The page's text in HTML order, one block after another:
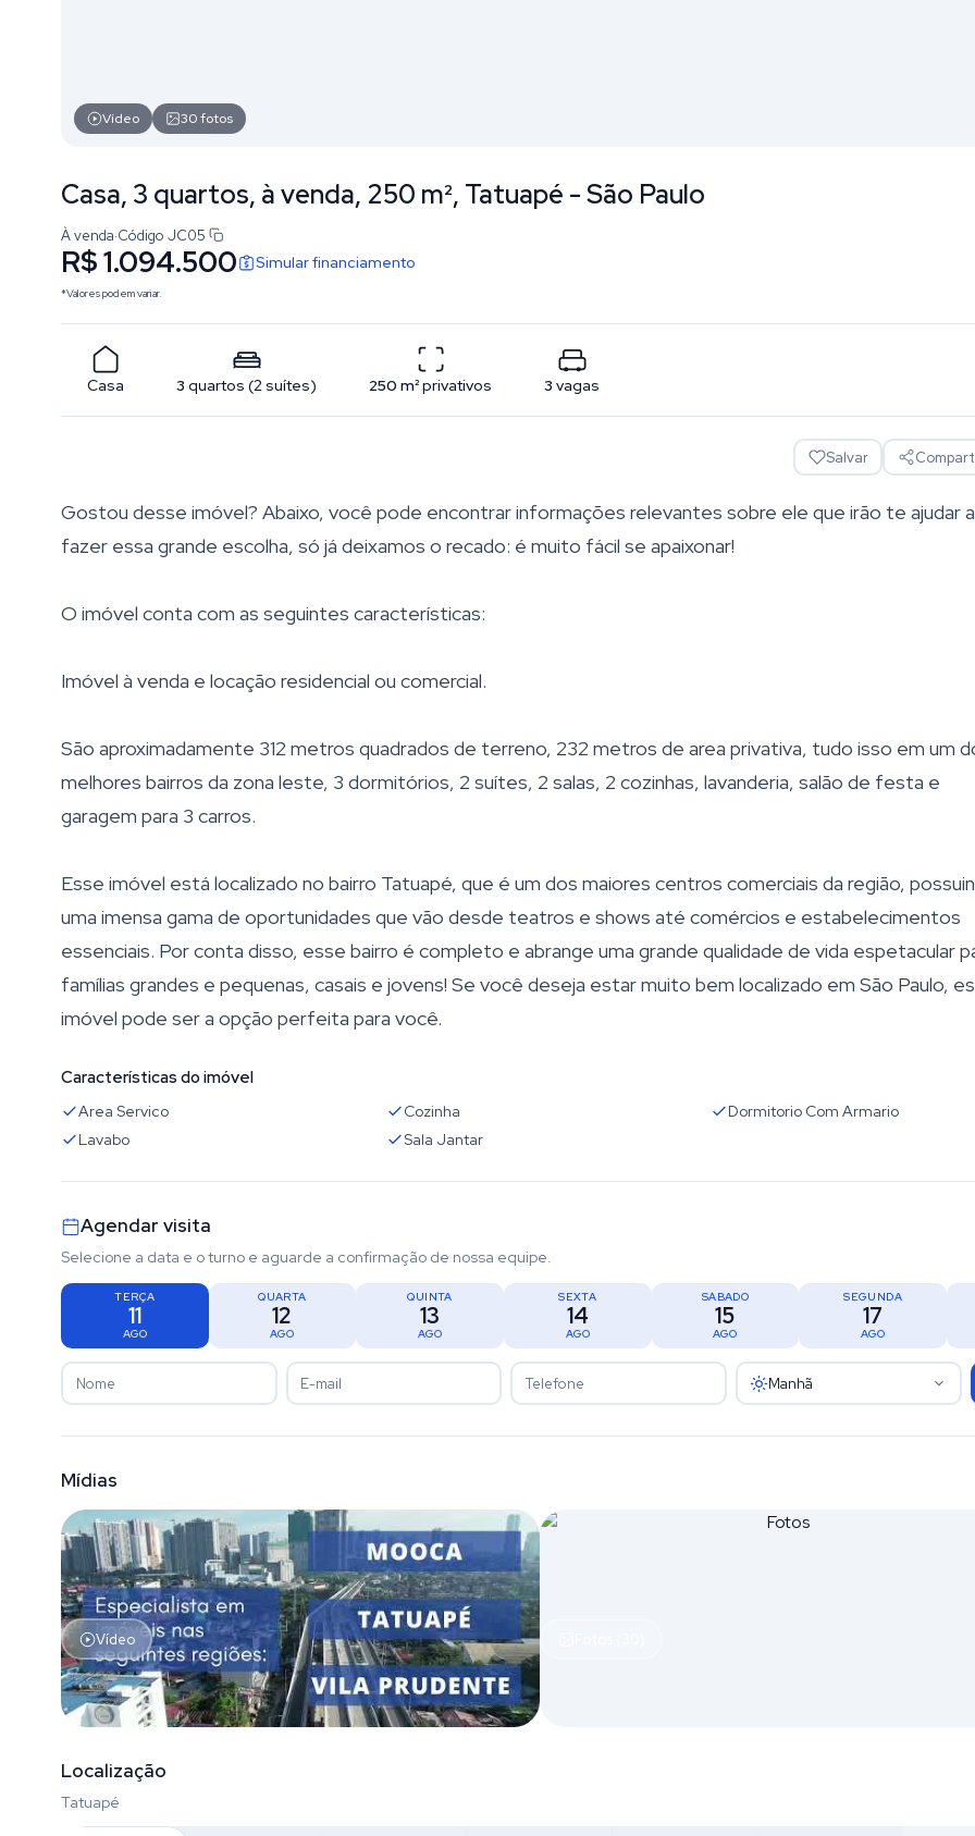
Vídeo 30fotos
Casa, 3 quartos, à venda, 250 m², Tatuapé - São Paulo
À venda·Código JC05
R$ 1.094.500 Simular financiamento
*Valores podem variar.
Casa 3 quartos (2suítes) 250 m²privativos 3 vagas
Salvar
Gostou desse imóvel? Abaixo, você pode encontrar informações relevantes sobre ele que irão te ajudar a
fazer essa grande escolha, só já deixamos o recado: é muito fácil se apaixonar!
O imóvel conta com as seguintes características:
Imóvel à venda e locação residencial ou comercial.
São aproximadamente 312 metros quadrados de terreno, 232 metros de area privativa, tudo isso em um
melhores bairros da zona leste, 3 dormitórios, 2 suítes, 2 salas, 2 cozinhas, lavanderia, salão de festa e
garagem para 3 carros.
Esse imóvel está localizado no bairro Tatuapé, que é um dos maiores centros comerciais da região,
uma imensa gama de oportunidades que vão desde teatros e shows até comércios e estabelecimentos
essenciais. Por conta disso, esse bairro é completo e abrange uma grande qualidade de vida espetacular
famílias grandes e pequenas, casais e jovens! Se você deseja estar muito bem localizado em São Paulo,
imóvel pode ser a opção perfeita para você.
Características do imóvel
Area Servico Cozinha
Dormitorio Com Armario
Lavabo
Sala Jantar
Agendar visita
Selecione a data e o turno e aguarde a confirmação de nossa equipe.
TERÇA
11
AGO
QUARTA
12
AGO
QUINTA
13
AGO
SEXTA
14
AGO
SÁBADO
15
AGO
SEGUNDA
17
AGO
Manhã
Mídias
Vídeo
Localização
Tatuapé